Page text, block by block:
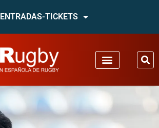
ENTRADAS-TICKETS